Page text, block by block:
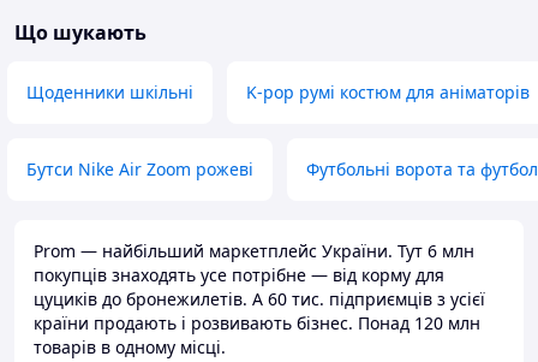
Що шукають
Щоденники шкільні K-pop румі костюм для аніматорів
Бутси Nike Air Zoom рожеві Футбольні ворота та
Prom — найбільший маркетплейс України. Тут 6 млн
покупців знаходять усе потрібне — від корму для
цуциків до бронежилетів. А 60 тис. підприємців з усієї
країни продають і розвивають бізнес. Понад 120 млн
товарів в одному місці.